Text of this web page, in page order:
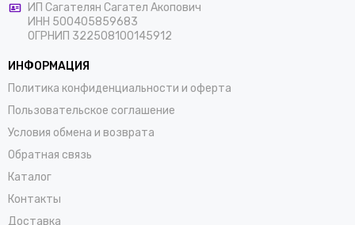
ИП Сагателян Сагател Акопович
ИНН 500405859683
ОГРНИП 322508100145912
ИНФОРМАЦИЯ
Политика конфиденциальности и оферта
Пользовательское соглашение
Условия обмена и возврата
Обратная связь
Каталог
Контакты
Доставка